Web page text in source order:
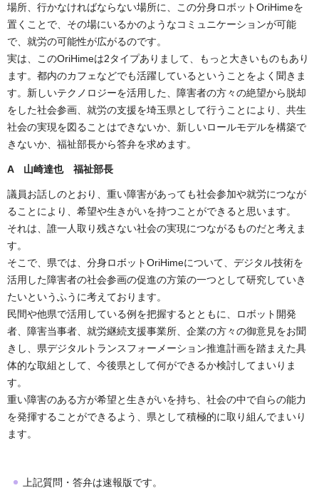
場所、行かなければならない場所に、この分身ロボットOriHimeを
置くことで、その場にいるかのようなコミュニケーションが可能
で、就労の可能性が広がるのです。
実は、このOriHimeは2タイプありまして、もっと大きいものもあり
ます。都内のカフェなどでも活躍しているということをよく聞きま
す。新しいテクノロジーを活用した、障害者の方々の絶望から脱却
をした社会参画、就労の支援を埼玉県として行うことにより、共生
社会の実現を図ることはできないか、新しいロールモデルを構築で
きないか、福祉部長から答弁を求めます。
A 山崎達也 福祉部長
議員お話しのとおり、重い障害があっても社会参加や就労につなが
ることにより、希望や生きがいを持つことができると思います。
それは、誰一人取り残さない社会の実現につながるものだと考えま
す。
そこで、県では、分身ロボットOriHimeについて、デジタル技術を
活用した障害者の社会参画の促進の方策の一つとして研究していき
たいというふうに考えております。
民間や他県で活用している例を把握するとともに、ロボット開発
者、障害当事者、就労継続支援事業所、企業の方々の御意見をお聞
きし、県デジタルトランスフォーメーション推進計画を踏まえた具
体的な取組として、今後県として何ができるか検討してまいりま
す。
重い障害のある方が希望と生きがいを持ち、社会の中で自らの能力
を発揮することができるよう、県として積極的に取り組んでまいり
ます。
上記質問・答弁は速報版です。